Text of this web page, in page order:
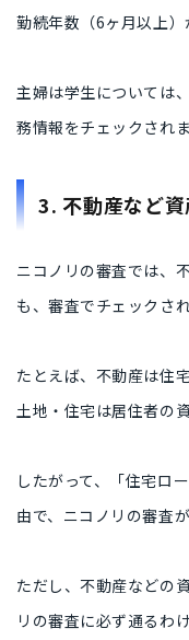
勤続年数（6ヶ月以上）
主婦は学生については
務情報をチェックされま
3. 不動産など
ニコノリの審査では、
も、審査でチェックさ
たとえば、不動産は住
土地・住宅は居住者の
したがって、「住宅ロ
由で、ニコノリの審査
ただし、不動産などの
リの審査に必ず通るわ